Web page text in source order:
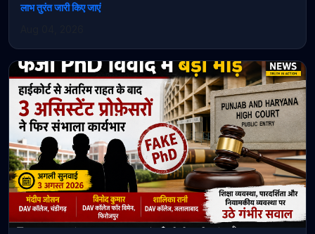
लाभ तुरंत जारी किए जाएं